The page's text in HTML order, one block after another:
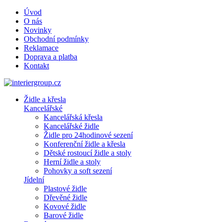
Úvod
O nás
Novinky
Obchodní podmínky
Reklamace
Doprava a platba
Kontakt
Židle a křesla
Kancelářské
Kancelářská křesla
Kancelářské židle
Židle pro 24hodinové sezení
Konferenční židle a křesla
Dětské rostoucí židle a stoly
Herní židle a stoly
Pohovky a soft sezení
Jídelní
Plastové židle
Dřevěné židle
Kovové židle
Barové židle